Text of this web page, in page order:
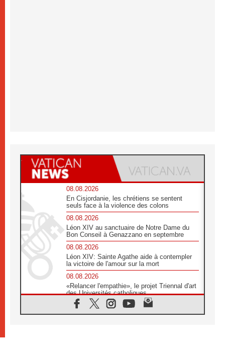
08.08.2026
En Cisjordanie, les chrétiens se sentent
seuls face à la violence des colons
08.08.2026
Léon XIV au sanctuaire de Notre Dame du
Bon Conseil à Genazzano en septembre
08.08.2026
Léon XIV: Sainte Agathe aide à contempler
la victoire de l'amour sur la mort
08.08.2026
«Relancer l'empathie», le projet Triennal d'art
des Universités catholiques
08.08.2026
Signis 2026, donner la parole aux religieuses